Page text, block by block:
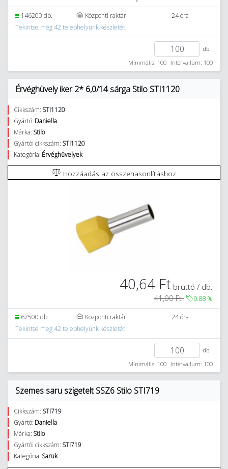
146200 db. Központi raktár
24 óra
Tekintse meg 42 telephelyünk készletét
db.
Minimális: 100 Intervallum: 100
Érvéghüvely iker 2* 6,0/14 sárga Stilo STI1120
Cikkszám: STI1120
Gyártó: Daniella
Márka: Stilo
Gyártói cikkszám: STI1120
Kategória: Érvéghüvelyek
Hozzáadás az összehasonlításhoz
40,64 Ft bruttó / db.
41,00 Ft
0.88 %
67500 db. Központi raktár
24 óra
Tekintse meg 42 telephelyünk készletét
db.
Minimális: 100 Intervallum: 100
Szemes saru szigetelt SSZ6 Stilo STI719
Cikkszám: STI719
Gyártó: Daniella
Márka: Stilo
Gyártói cikkszám: STI719
Kategória: Saruk